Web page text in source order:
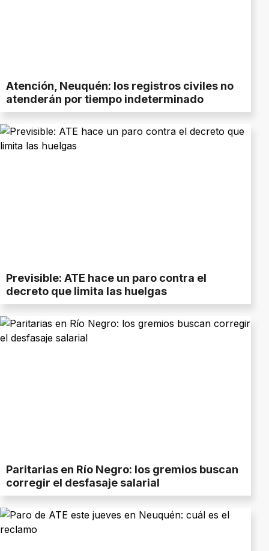
Atención, Neuquén: los registros civiles no
atenderán por tiempo indeterminado
Previsible: ATE hace un paro contra el
decreto que limita las huelgas
Paritarias en Río Negro: los gremios buscan
corregir el desfasaje salarial